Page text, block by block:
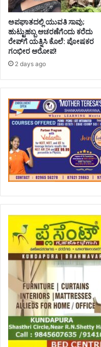
ಅಪಘಾತದಲ್ಲಿ ಯುವತಿ ಸಾವು;
ಹುಟ್ಟುಹಬ್ಬ ಆಚರಣೆಗೆಂದು ಕರೆದು
ರೇಪ್‌ಗೆ ಯತ್ನಿಸಿ ಕೊಲೆ: ಪೋಷಕರ
ಗಂಭೀರ ಆರೋಪ!
2 days ago